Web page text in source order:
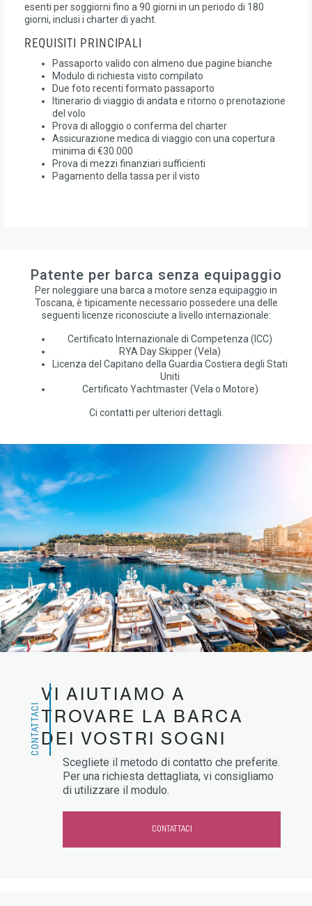
esenti per soggiorni fino a 90 giorni in un periodo di 180
giorni, inclusi i charter di yacht.
REQUISITI PRINCIPALI
Passaporto valido con almeno due pagine bianche
Modulo di richiesta visto compilato
Due foto recenti formato passaporto
Itinerario di viaggio di andata e ritorno o prenotazione
del volo
Prova di alloggio o conferma del charter
Assicurazione medica di viaggio con una copertura
minima di €30.000
Prova di mezzi finanziari sufficienti
Pagamento della tassa per il visto
Patente per barca senza equipaggio
Per noleggiare una barca a motore senza equipaggio in
Toscana, è tipicamente necessario possedere una delle
seguenti licenze riconosciute a livello internazionale:
Certificato Internazionale di Competenza (ICC)
RYA Day Skipper (Vela)
Licenza del Capitano della Guardia Costiera degli Stati
Uniti
Certificato Yachtmaster (Vela o Motore)
Ci contatti per ulteriori dettagli.
CONTATTACI
VI AIUTIAMO A
TROVARE LA BARCA
DEI VOSTRI SOGNI
Scegliete il metodo di contatto che preferite.
Per una richiesta dettagliata, vi consigliamo
di utilizzare il modulo.
CONTATTACI